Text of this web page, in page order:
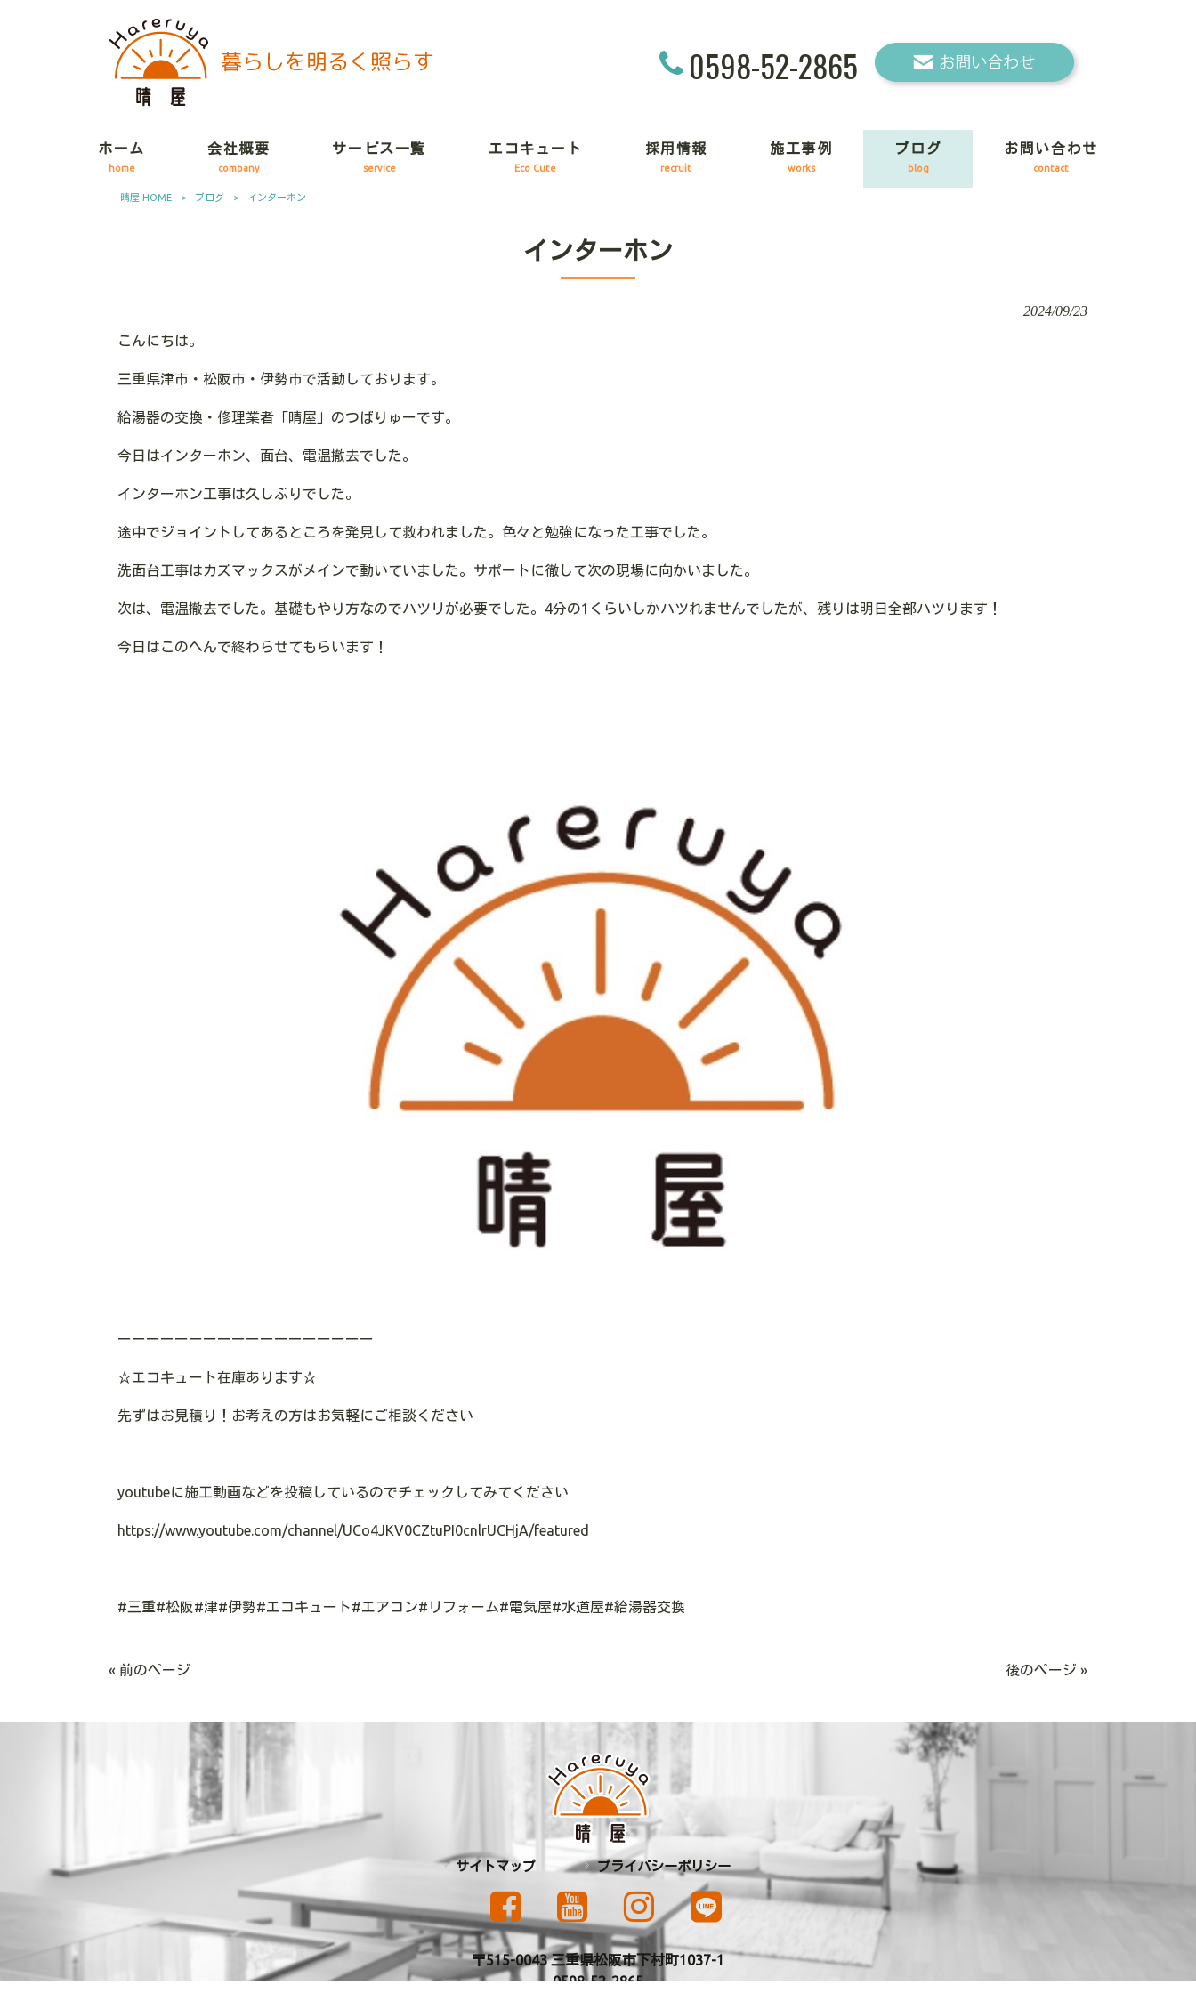
0598-52-2865
ホーム
home
会社概要
company
サービス一覧
service
エコキュート
Eco Cute
採用情報
recruit
施工事例
works
ブログ
blog
お問い合わせ
contact
晴屋 HOME > ブログ > インターホン
インターホン
2024/09/23
こんにちは。
三重県津市・松阪市・伊勢市で活動しております。
給湯器の交換・修理業者「晴屋」のつばりゅーです。
今日はインターホン、面台、電温撤去でした。
インターホン工事は久しぶりでした。
途中でジョイントしてあるところを発見して救われました。色々と勉強になった工事でした。
洗面台工事はカズマックスがメインで動いていました。サポートに徹して次の現場に向かいました。
次は、電温撤去でした。基礎もやり方なのでハツリが必要でした。4分の1くらいしかハツれませんでしたが、残りは明日全部ハツります！
今日はこのへんで終わらせてもらいます！
ーーーーーーーーーーーーーーーーーー
☆エコキュート在庫あります☆
先ずはお見積り！お考えの方はお気軽にご相談ください
youtubeに施工動画などを投稿しているのでチェックしてみてください
https://www.youtube.com/channel/UCo4JKV0CZtuPI0cnlrUCHjA/featured
#三重#松阪#津#伊勢#エコキュート#エアコン#リフォーム#電気屋#水道屋#給湯器交換
« 前のページ 後のページ »
サイトマップ プライバシーポリシー
〒515-0043 三重県松阪市下村町1037-1
0598-52-2865